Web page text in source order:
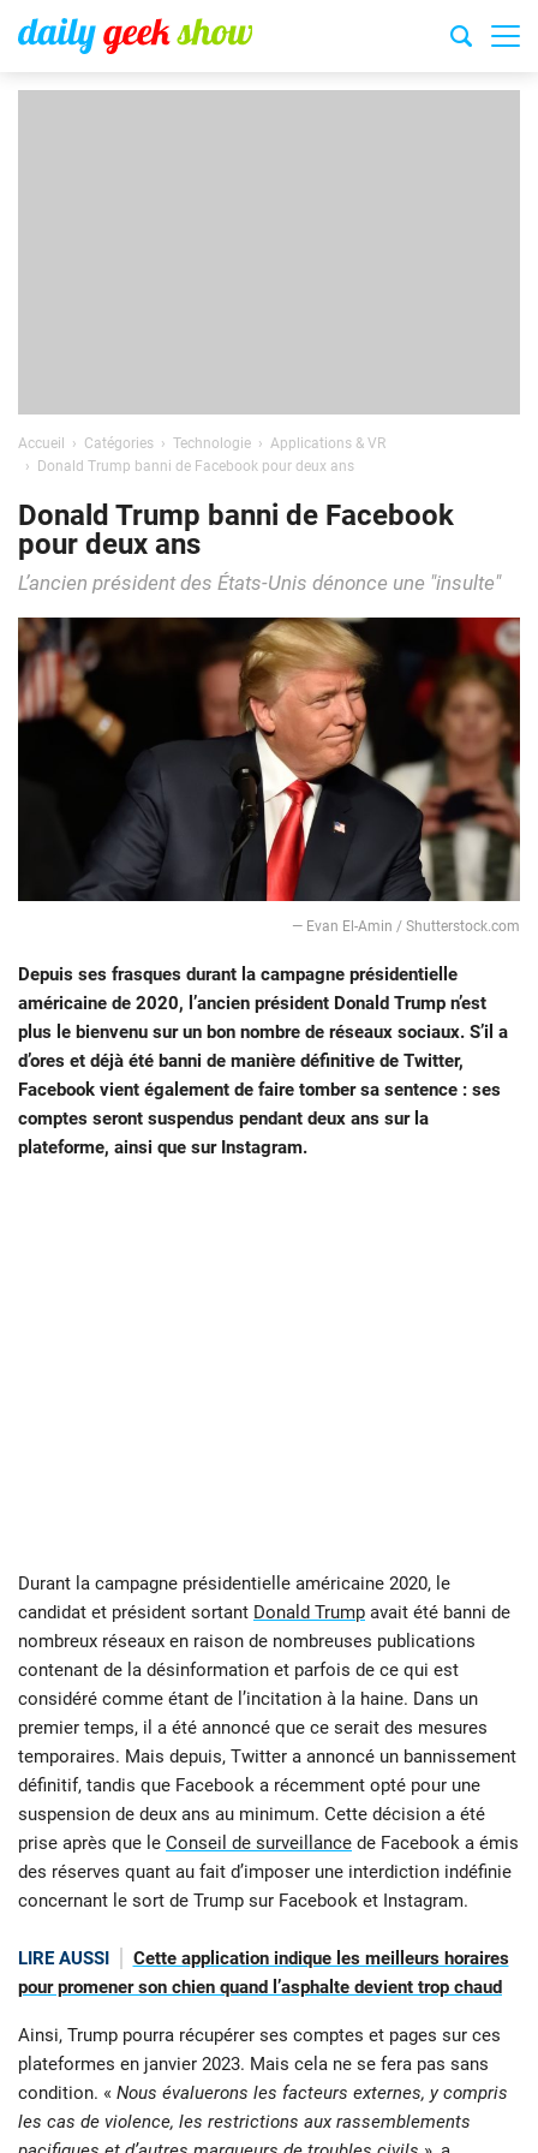
Accueil Catégories Technologie
Applications & VR
Donald Trump banni de Facebook pour deux ans
Donald Trump banni de Facebook
pour deux ans
L’ancien président des États-Unis dénonce une "insulte"
— Evan El-Amin / Shutterstock.com
Depuis ses frasques durant la campagne présidentielle
américaine de 2020, l’ancien président Donald Trump n’est
plus le bienvenu sur un bon nombre de réseaux sociaux. S’il a
d’ores et déjà été banni de manière définitive de Twitter,
Facebook vient également de faire tomber sa sentence : ses
comptes seront suspendus pendant deux ans sur la
plateforme, ainsi que sur Instagram.
Durant la campagne présidentielle américaine 2020, le
candidat et président sortant Donald Trump avait été banni de
nombreux réseaux en raison de nombreuses publications
contenant de la désinformation et parfois de ce qui est
considéré comme étant de l’incitation à la haine. Dans un
premier temps, il a été annoncé que ce serait des mesures
temporaires. Mais depuis, Twitter a annoncé un bannissement
définitif, tandis que Facebook a récemment opté pour une
suspension de deux ans au minimum. Cette décision a été
prise après que le Conseil de surveillance de Facebook a émis
des réserves quant au fait d’imposer une interdiction indéfinie
concernant le sort de Trump sur Facebook et Instagram.
LIRE AUSSI
Cette application indique les meilleurs horaires
pour promener son chien quand l’asphalte devient trop chaud
Ainsi, Trump pourra récupérer ses comptes et pages sur ces
plateformes en janvier 2023. Mais cela ne se fera pas sans
condition. « Nous évaluerons les facteurs externes, y compris
les cas de violence, les restrictions aux rassemblements